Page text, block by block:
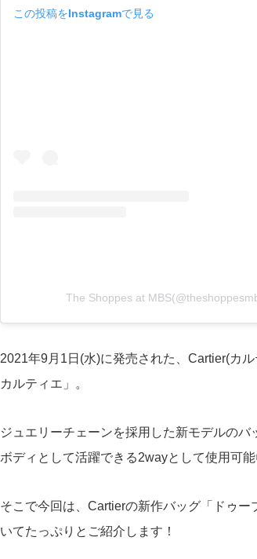
この投稿をInstagramで見る
The Shoppes at
2021年9月1日(水)に発売された、Cartier(カ
カルティエ」。
ジュエリーチェーンを採用した新モデルのバ
ボディとして活躍できる2wayとして使用可
そこで今回は、Cartierの新作バッグ「ドゥー
いてたっぷりとご紹介します！